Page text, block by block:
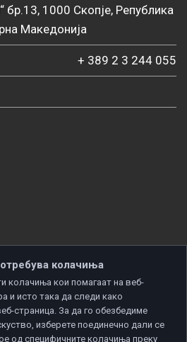
бр.13, 1000 Скопје, Република
Македонија
+ 389 2 3 244 055
колачиња
колачиња кои помагаат на веб-
и исто така да следи како
страница. За да го обезбедиме
изберете поединечно дали се
од специфичните колачиња преку